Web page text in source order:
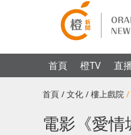
首頁 橙TV 直
首頁 / 文化 / 樓上戲院 /
電影《愛